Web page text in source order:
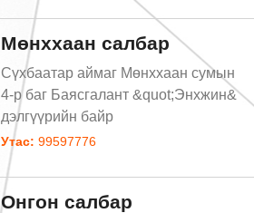
Мөнххаан салбар
Сүхбаатар аймаг Мөнххаан сумын
4-р баг Баясгалант &quot;Энхжин&
дэлгүүрийн байр
Утас: 99597776
Онгон салбар